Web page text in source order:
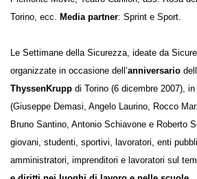
Movie, Teatro Carillon, ass. Rosa dei 20, Un
Media partner: Sprint e Sport.
Le Settimane della Sicurezza, ideate da
organizzate in occasione dell’ anniversario
ThyssenKrupp di Torino (6 dicembre 2007),
operai (Giuseppe Demasi, Angelo Laurino,
Rodinò, Bruno Santino, Antonio Schiavone e
sensibilizzare giovani, studenti, sportivi,
privati, amministratori, imprenditori e